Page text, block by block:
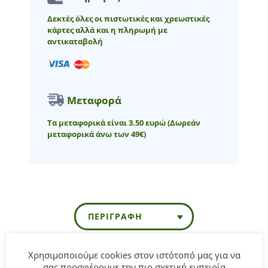
Δεκτές όλες οι πιστωτικές και χρεωστικές
κάρτες αλλά και η πληρωμή με
αντικαταβολή
Μεταφορά
Τα μεταφορικά είναι 3.50 ευρώ(Δωρεάν
μεταφορικά άνω των 49€)
ΠΕΡΙΓΡΑΦΉ
Παιδική μπλούζα Εβίτα για κορίτσι από 6 έως 16 ετών σε
Χρησιμοποιούμε cookies στον ιστότοπό μας για να